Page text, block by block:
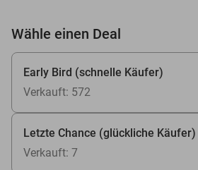
Wähle einen Deal
Early Bird (schnelle Käufer)
Verkauft: 572
Letzte Chance (glückliche Käufer)
Verkauft: 7